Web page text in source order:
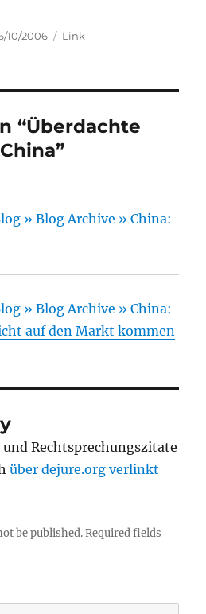
10/2006 Categories
Link
“Überdachte
» Blog Archive » China:
» Blog Archive » China:
auf den Markt kommen
Rechtsprechungszitate
über dejure.org verlinkt
be published. Required fields